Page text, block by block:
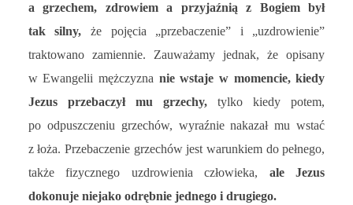
a grzechem, zdrowiem a przyjaźnią z Bogiem
był
tak silny, że pojęcia „przebaczenie” i „uzdrowienie”
traktowano zamiennie. Zauważamy jednak, że opisany
w Ewangelii mężczyzna nie wstaje w momencie, kiedy
Jezus przebaczył mu grzechy, tylko kiedy potem,
po odpuszczeniu grzechów, wyraźnie nakazał mu wstać
z łoża. Przebaczenie grzechów jest warunkiem do pełnego,
także fizycznego uzdrowienia człowieka, ale Jezus
dokonuje niejako odrębnie jednego i drugiego.